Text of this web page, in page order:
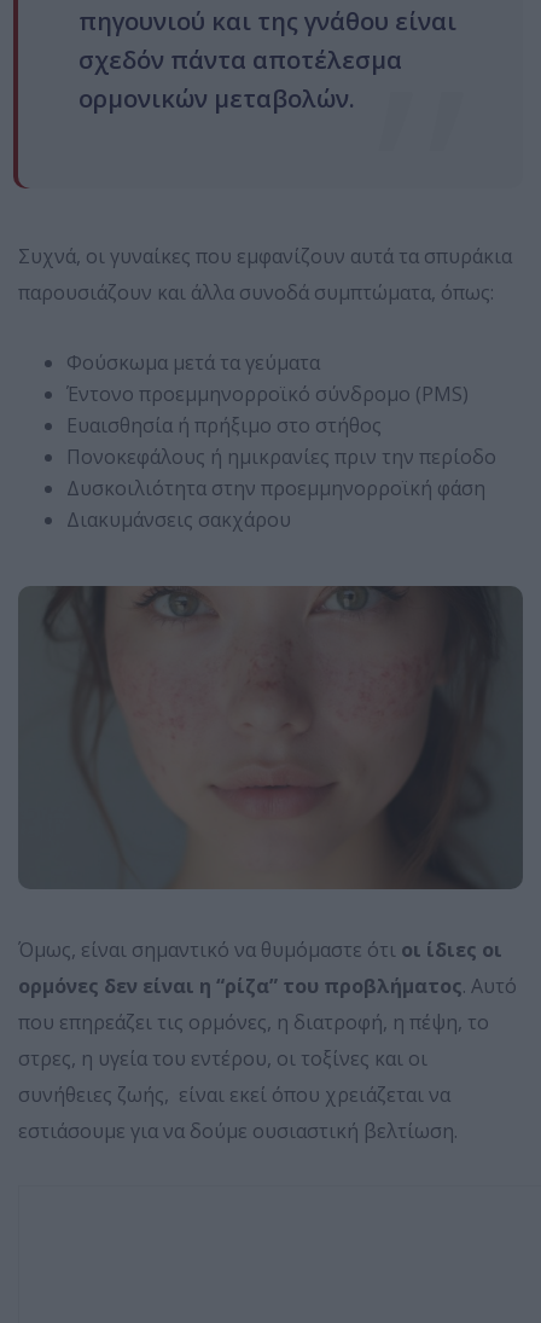
πηγουνιού και της γνάθου είναι
σχεδόν πάντα αποτέλεσμα
ορμονικών μεταβολών.
Συχνά, οι γυναίκες που εμφανίζουν αυτά τα σπυράκια
παρουσιάζουν και άλλα συνοδά συμπτώματα, όπως:
Φούσκωμα μετά τα γεύματα
Έντονο προεμμηνορροϊκό σύνδρομο (PMS)
Ευαισθησία ή πρήξιμο στο στήθος
Πονοκεφάλους ή ημικρανίες πριν την περίοδο
Δυσκοιλιότητα στην προεμμηνορροϊκή φάση
Διακυμάνσεις σακχάρου
Όμως, είναι σημαντικό να θυμόμαστε ότι οι ίδιες οι
ορμόνες δεν είναι η “ρίζα” του προβλήματος. Αυτό
που επηρεάζει τις ορμόνες, η διατροφή, η πέψη, το
στρες, η υγεία του εντέρου, οι τοξίνες και οι
συνήθειες ζωής, είναι εκεί όπου χρειάζεται να
εστιάσουμε για να δούμε ουσιαστική βελτίωση.